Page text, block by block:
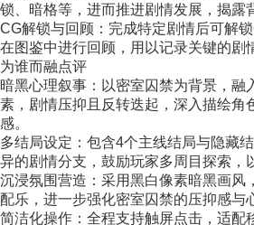
锁、暗格等，进而推进剧情发展，揭露
CG解锁与回顾：完成特定剧情后可解
在图鉴中进行回顾，用以记录关键的剧
为谁而融点评
暗黑心理叙事：以密室囚禁为背景，融
素，剧情压抑且反转迭起，深入描绘角
感。
多结局设定：包含4个主线结局与隐藏
异的剧情分支，鼓励玩家多周目探索，
沉浸氛围营造：采用黑白像素暗黑画风
配乐，进一步强化密室囚禁的压抑感与
简洁化操作：全程支持触屏点击，适配